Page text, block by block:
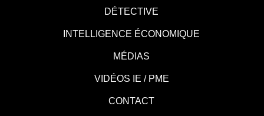
DÉTECTIVE
INTELLIGENCE ÉCONOMIQUE
MÉDIAS
VIDÉOS IE / PME
CONTACT